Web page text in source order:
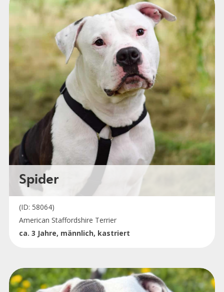
Spider
(ID: 58064)
American Staffordshire Terrier
ca. 3 Jahre, männlich, kastriert